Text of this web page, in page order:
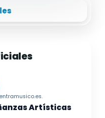
Artísticas